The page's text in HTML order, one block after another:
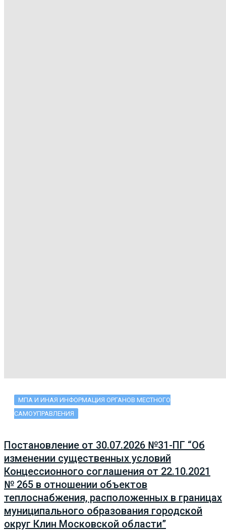
МПА И ИНАЯ ИНФОРМАЦИЯ ОРГАНОВ МЕСТНОГО
САМОУПРАВЛЕНИЯ
Постановление от 30.07.2026 №31-ПГ “Об
изменении существенных условий
Концессионного соглашения от 22.10.2021
№ 265 в отношении объектов
теплоснабжения, расположенных в границах
муниципального образования городской
округ Клин Московской области”